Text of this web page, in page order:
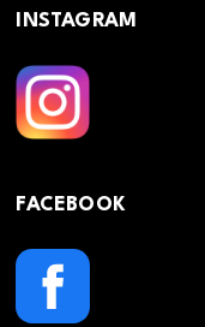
INSTAGRAM
FACEBOOK